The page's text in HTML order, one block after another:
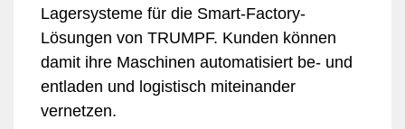
Lagersysteme für die Smart-Factory-
Lösungen von TRUMPF. Kunden können
damit ihre Maschinen automatisiert be- und
entladen und logistisch miteinander
vernetzen.